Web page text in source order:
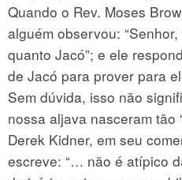
Quando o Rev. Moses
alguém observou:
quanto Jacó”; e ele
de Jacó para prover para
Sem dúvida, isso não
nossa aljava nasceram tão
Derek Kidner, em seu
escreve: “… não é atípico